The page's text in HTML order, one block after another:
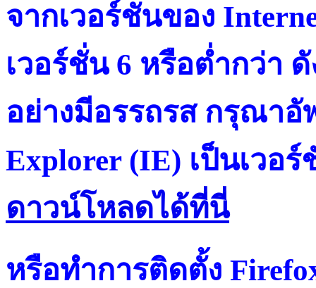
จากเวอร์ชั่นของ
เวอร์ชั่น 6 หรือต่ำกว่า
อย่างมีอรรถรส กรุณาอั
Explorer (IE) เป็นเวอ
ดาวน์โหลดได้ที่น
หรือทำการติดตั้ง